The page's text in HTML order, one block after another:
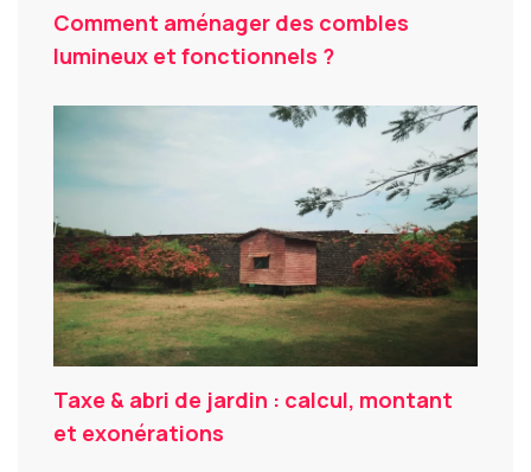
Comment aménager des combles
lumineux et fonctionnels ?
Taxe & abri de jardin : calcul, montant
et exonérations